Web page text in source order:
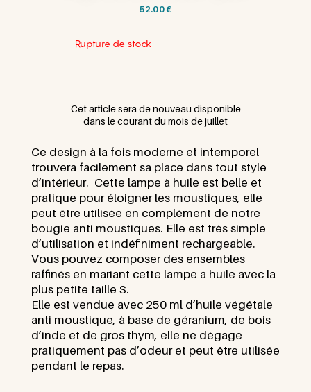
52.00€
Rupture de stock
Cet article sera de nouveau disponible
dans le courant du mois de juillet
Ce design à la fois moderne et intemporel
trouvera facilement sa place dans tout style
d’intérieur. Cette lampe à huile est belle et
pratique pour éloigner les moustiques, elle
peut être utilisée en complément de notre
bougie anti moustiques. Elle est très simple
d’utilisation et indéfiniment rechargeable.
Vous pouvez composer des ensembles
raffinés en mariant cette lampe à huile avec la
plus petite taille S.
Elle est vendue avec 250 ml d’huile végétale
anti moustique, à base de géranium, de bois
d’inde et de gros thym, elle ne dégage
pratiquement pas d’odeur et peut être utilisée
pendant le repas.